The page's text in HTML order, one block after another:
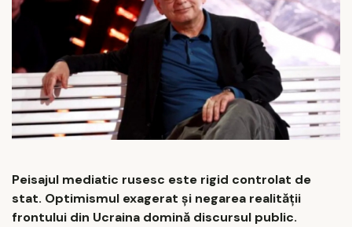
Peisajul mediatic rusesc este rigid controlat de
stat. Optimismul exagerat și negarea realității
frontului din Ucraina domină discursul public.